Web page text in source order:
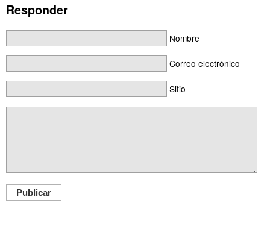
Responder
Nombre
Correo electrónico
Sitio
Publicar